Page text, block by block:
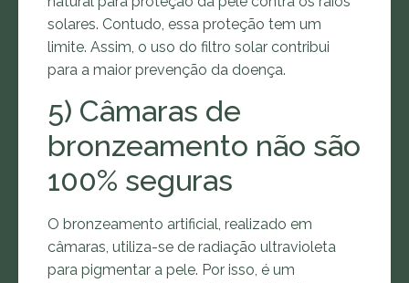
solares. Contudo, essa proteção tem um
limite. Assim, o uso do filtro solar contribui
para a maior prevenção da doença.
5) Câmaras de
bronzeamento não são
100% seguras
O bronzeamento artificial, realizado em
câmaras, utiliza-se de radiação ultravioleta
para pigmentar a pele. Por isso, é um